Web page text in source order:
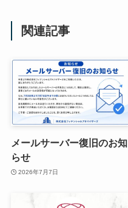
関連記事
メールサーバー復旧のお知
らせ
2026年7月7日